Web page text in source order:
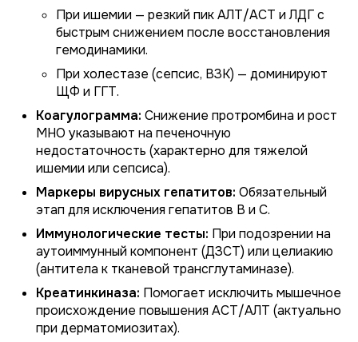
При ишемии — резкий пик АЛТ/АСТ и ЛДГ с
быстрым снижением после восстановления
гемодинамики.
При холестазе (сепсис, ВЗК) — доминируют
ЩФ и ГГТ.
Коагулограмма: Снижение протромбина и рост
МНО указывают на печеночную
недостаточность (характерно для тяжелой
ишемии или сепсиса).
Маркеры вирусных гепатитов: Обязательный
этап для исключения гепатитов В и С.
Иммунологические тесты: При подозрении на
аутоиммунный компонент (ДЗСТ) или целиакию
(антитела к тканевой трансглутаминазе).
Креатинкиназа: Помогает исключить мышечное
происхождение повышения АСТ/АЛТ (актуально
при дерматомиозитах).